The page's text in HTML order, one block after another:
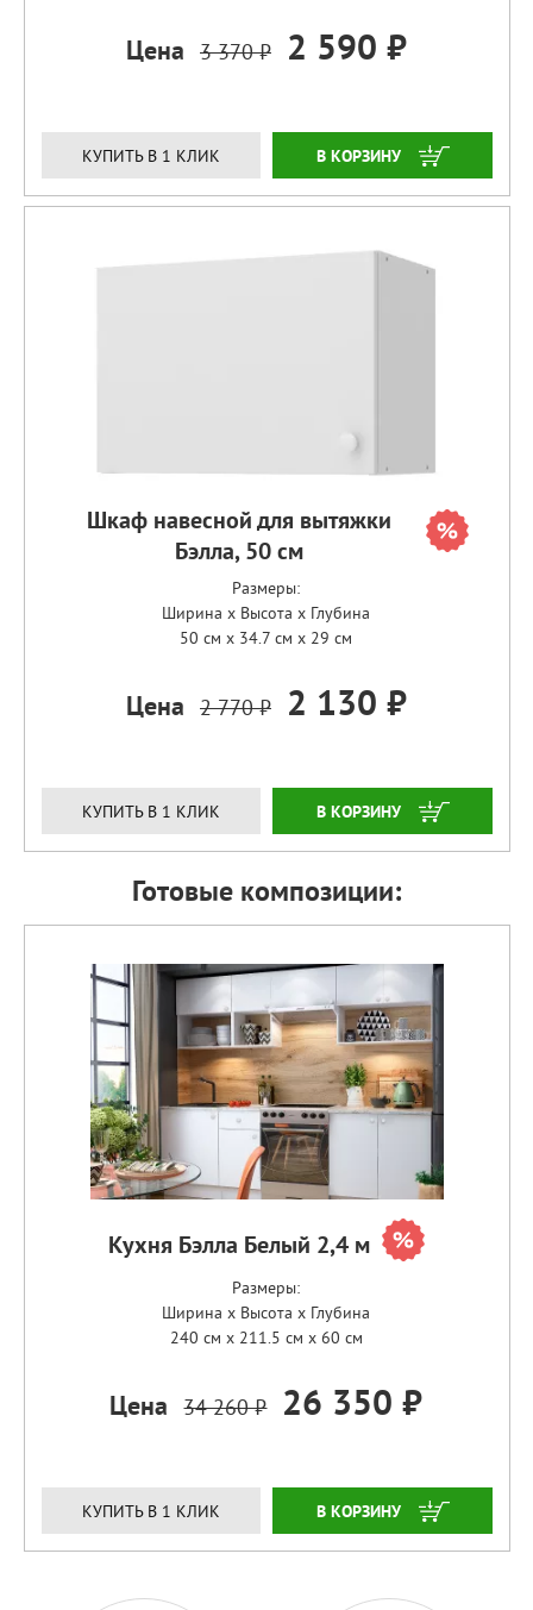
Цена 3 370 ₽ 2 590 ₽
КУПИТЬ В 1 КЛИК ЗАКАЗАТЬ
Шкаф навесной для вытяжки
Бэлла, 50 см
Размеры:
Ширина x Высота x Глубина
50 см x 34.7 см x 29 см
Цена 2 770 ₽ 2 130 ₽
КУПИТЬ В 1 КЛИК ЗАКАЗАТЬ
Готовые композиции:
Кухня Бэлла Белый 2,4 м
Размеры:
Ширина x Высота x Глубина
240 см x 211.5 см x 60 см
Цена 34 260 ₽ 26 350 ₽
КУПИТЬ В 1 КЛИК ЗАКАЗАТЬ